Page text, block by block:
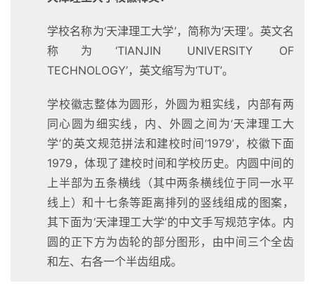
学校名称为‘天津理工大学’，简称为‘天理’。英文名
称为‘TIANJIN UNIVERSITY OF
TECHNOLOGY’，英文缩写为‘TUT’。
学校徽志整体为圆形，外圆为粗实线，内部有两
同心圆为细实线，内、外圆之间为‘天津理工大
学’的英文规范拼法和建校时间‘1979’，校徽下面
1979，体现了建校时间和学校历史。内圆中间的
上半部为五条横线（其中两条横线位于同一水平
线上）和十七条等距离排列的竖线组成的图案，
其下面为‘天津理工大学’的中文手写规范字体。内
圆的正下方为齿轮的部分图形，由中间三个全齿
和左、右各一个半齿组成。